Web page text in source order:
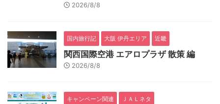
2026/8/8
国内旅行記 大阪 伊丹エリア 近畿
関西国際空港 エアロプラザ 散策 編
2026/8/8
キャンペーン関連 ＪＡＬネタ